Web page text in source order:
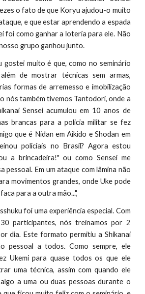
o fato de que Koryu ajudou-o muito
e que estar aprendendo a espada
foi como ganhar a loteria para ele. Não
grupo ganhou junto.
gostei muito é que, como no seminário
de mostrar técnicas sem armas,
formas de arremesso e imobilização
nós também tivemos Tantodori, onde a
Sensei acumulou em 10 anos de
brancas para a policia militar se fez
que é Nidan em Aikido e Shodan em
policiais no Brasil? Agora estou
a brincadeira!" ou como Sensei me
pessoal. Em um ataque com lâmina não
movimentos grandes, onde Uke pode
para a outra mão...",
foi uma experiência especial. Com
30 participantes, nós treinamos por 2
dia. Este formato permitiu a Shikanai
pessoal a todos. Como sempre, ele
Ukemi para quase todos os que ele
uma técnica, assim com quando ele
a uma ou duas pessoas durante o